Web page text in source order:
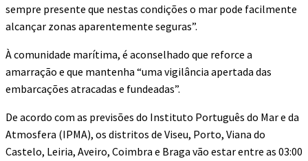
sempre presente que nestas condições o mar pode facilmente
alcançar zonas aparentemente seguras”.
À comunidade marítima, é aconselhado que reforce a
amarração e que mantenha “uma vigilância apertada das
embarcações atracadas e fundeadas”.
De acordo com as previsões do Instituto Português do Mar e da
Atmosfera (IPMA), os distritos de Viseu, Porto, Viana do
Castelo, Leiria, Aveiro, Coimbra e Braga vão estar entre as 03:00